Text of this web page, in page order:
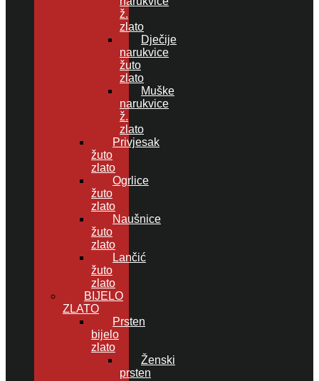
ž.
zlato
Dječije
narukvice
žuto
zlato
Muške
narukvice
ž.
zlato
Privjesak
žuto
zlato
Ogrlice
žuto
zlato
Naušnice
žuto
zlato
Lančić
žuto
zlato
BIJELO
ZLATO
Prsten
bijelo
zlato
Ženski
prsten